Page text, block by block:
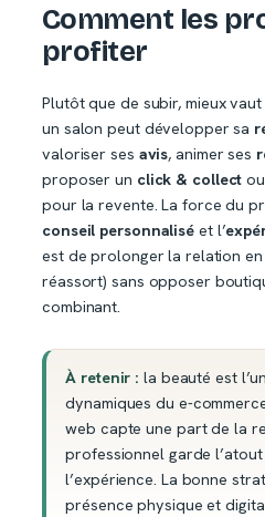
Comment les
profiter
Plutôt que de subir, mieux vaut
un salon peut développer sa
valoriser ses avis, animer ses
proposer un click & collect
pour la revente. La force du
conseil personnalisé et l’
est de prolonger la relation
réassort) sans opposer
combinant.
À retenir : la beauté est
dynamiques du e-
web capte une part de la
professionnel garde
l’expérience. La bonne
présence physique et